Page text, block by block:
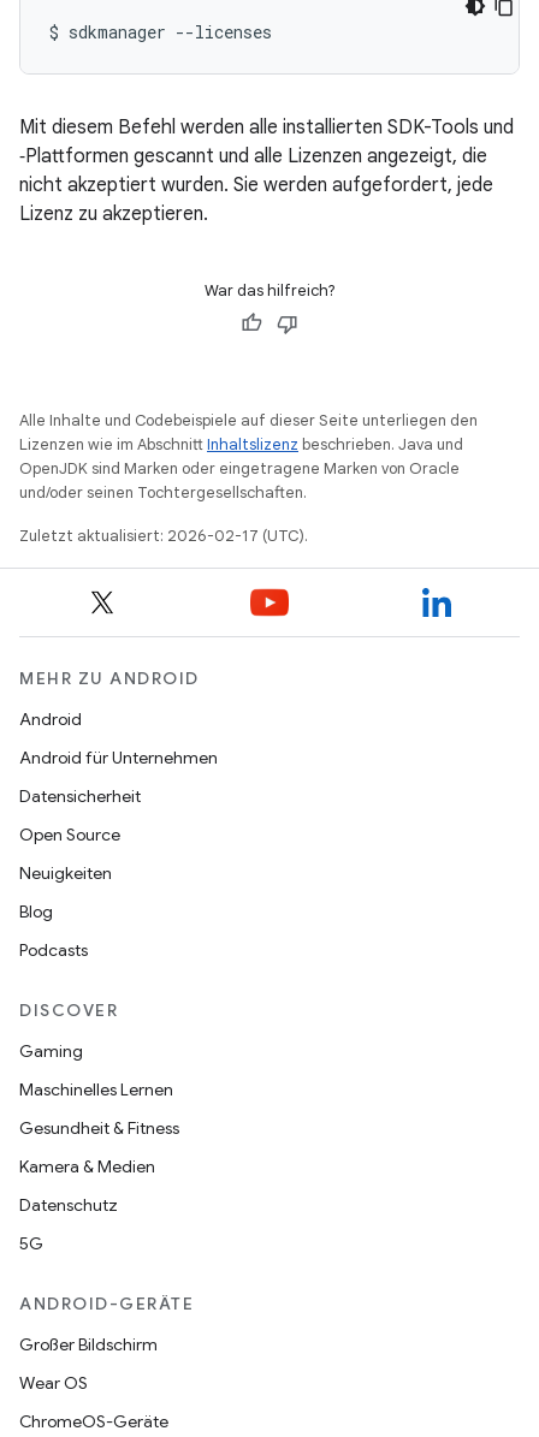
$ sdkmanager --licenses
Mit diesem Befehl werden alle installierten SDK-Tools und
‑Plattformen gescannt und alle Lizenzen angezeigt, die
nicht akzeptiert wurden. Sie werden aufgefordert, jede
Lizenz zu akzeptieren.
War das hilfreich?
Alle Inhalte und Codebeispiele auf dieser Seite unterliegen den
Lizenzen wie im AbschnittInhaltslizenz beschrieben. Java und
OpenJDK sind Marken oder eingetragene Marken von Oracle
und/oder seinen Tochtergesellschaften.
Zuletzt aktualisiert: 2026-02-17 (UTC).
MEHR ZU ANDROID
Android
Android für Unternehmen
Datensicherheit
Open Source
Neuigkeiten
Blog
Podcasts
DISCOVER
Gaming
Maschinelles Lernen
Gesundheit & Fitness
Kamera & Medien
Datenschutz
5G
ANDROID-GERÄTE
Großer Bildschirm
Wear OS
ChromeOS-Geräte